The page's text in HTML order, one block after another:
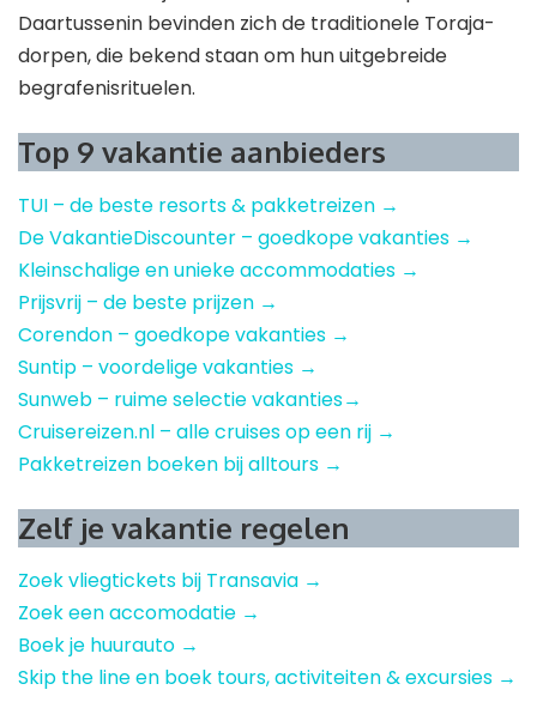
Daartussenin bevinden zich de traditionele Toraja-
dorpen, die bekend staan ​​om hun uitgebreide
begrafenisrituelen.
Top 9 vakantie aanbieders
TUI – de beste resorts & pakketreizen →
De VakantieDiscounter – goedkope vakanties →
Kleinschalige en unieke accommodaties →
Prijsvrij – de beste prijzen →
Corendon – goedkope vakanties →
Suntip – voordelige vakanties →
Sunweb – ruime selectie vakanties→
Cruisereizen.nl – alle cruises op een rij →
Pakketreizen boeken bij alltours →
Zelf je vakantie regelen
Zoek vliegtickets bij Transavia →
Zoek een accomodatie →
Boek je huurauto →
Skip the line en boek tours, activiteiten & excursies →